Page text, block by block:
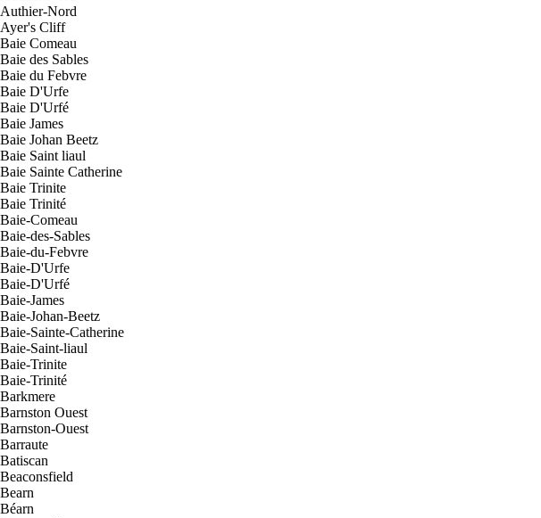
Authier-Nord
Ayer's Cliff
Baie Comeau
Baie des Sables
Baie du Febvre
Baie D'Urfe
Baie D'Urfé
Baie James
Baie Johan Beetz
Baie Saint liaul
Baie Sainte Catherine
Baie Trinite
Baie Trinité
Baie-Comeau
Baie-des-Sables
Baie-du-Febvre
Baie-D'Urfe
Baie-D'Urfé
Baie-James
Baie-Johan-Beetz
Baie-Sainte-Catherine
Baie-Saint-liaul
Baie-Trinite
Baie-Trinité
Barkmere
Barnston Ouest
Barnston-Ouest
Barraute
Batiscan
Beaconsfield
Bearn
Béarn